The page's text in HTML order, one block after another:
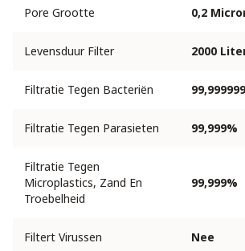
Pore Grootte 0,2
Levensduur Filter 2000
Filtratie Tegen Bacteriën
Filtratie Tegen Parasieten 99,999%
Filtratie Tegen
Microplastics, Zand En
Troebelheid
99,999%
Filtert Virussen Nee